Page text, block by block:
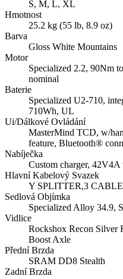
S, M, L, XL
Hmotnost
25.2 kg (55 lb, 8.9 oz)
Barva
Gloss White Mountains
Motor
Specialized 2.2, 90Nm
nominal
Baterie
Specialized U2-710,
710Wh, UL
Ui/Dálkové Ovládání
MasterMind TCD, w/
feature, Bluetooth®
Nabíječka
Custom charger,
Hlavní Kabelový Svazek
Y SPLITTER,3
Sedlová Objímka
Specialized Alloy 34.9,
Vidlice
Rockshox Recon Silver
Boost Axle
Přední Brzda
SRAM DD8 Stealth
Zadní Brzda